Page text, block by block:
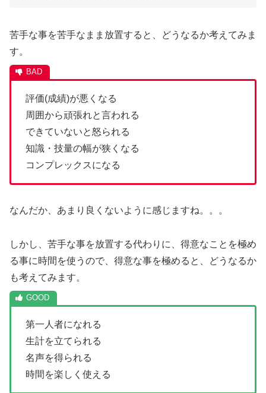
苦手な事を苦手なまま放置すると、どうなるか考えてみま
す。
評価(成績)が悪くなる
周囲から頑張れと言われる
できていないと怒られる
知識・技量の幅が狭くなる
コンプレックスになる
なんだか、あまり良くないように感じますね。。。
しかし、苦手な事を放置する代わりに、得意なことを極め
る事に時間を使うので、得意な事を極めると、どうなるか
も考えてみます。
第一人者になれる
生計を立てられる
名声を得られる
時間を楽しく使える